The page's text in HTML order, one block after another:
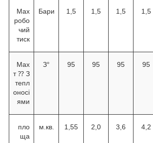
Мах
робо
чий
тиск
Бари 1,5 1,5 1,5 1,5
Мах
т ⁇ З
тепл
оносі
ями
З° 95 95 95 95
пло
ща
м.кв. 1,55 2,0 3,6 4,2